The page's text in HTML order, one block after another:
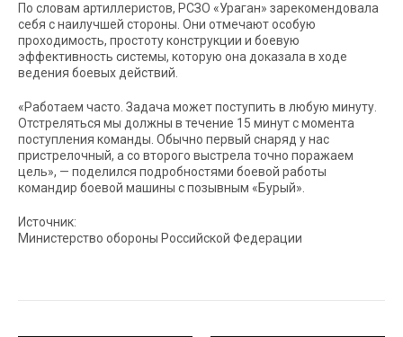
По словам артиллеристов, РСЗО «Ураган» зарекомендовала
себя с наилучшей стороны. Они отмечают особую
проходимость, простоту конструкции и боевую
эффективность системы, которую она доказала в ходе
ведения боевых действий.
«Работаем часто. Задача может поступить в любую минуту.
Отстреляться мы должны в течение 15 минут с момента
поступления команды. Обычно первый снаряд у нас
пристрелочный, а со второго выстрела точно поражаем
цель», — поделился подробностями боевой работы
командир боевой машины с позывным «Бурый».
Источник:
Министерство обороны Российской Федерации